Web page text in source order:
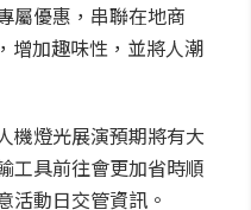
屬優惠，串聯在地商
增加趣味性，並將人潮
機燈光展演預期將有大
工具前往會更加省時順
活動日交管資訊。